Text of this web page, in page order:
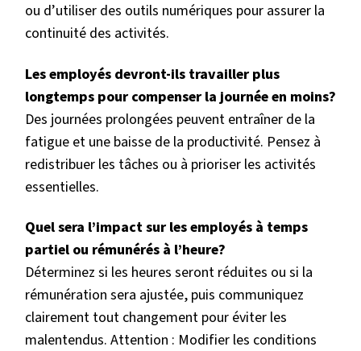
ou d’utiliser des outils numériques pour assurer la
continuité des activités.
Les employés devront-ils travailler plus
longtemps pour compenser la journée en moins?
Des journées prolongées peuvent entraîner de la
fatigue et une baisse de la productivité. Pensez à
redistribuer les tâches ou à prioriser les activités
essentielles.
Quel sera l’impact sur les employés à temps
partiel ou rémunérés à l’heure?
Déterminez si les heures seront réduites ou si la
rémunération sera ajustée, puis communiquez
clairement tout changement pour éviter les
malentendus. Attention : Modifier les conditions